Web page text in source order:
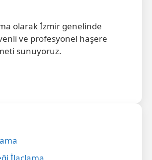
olarak İzmir genelinde
ve profesyonel haşere
sunuyoruz.